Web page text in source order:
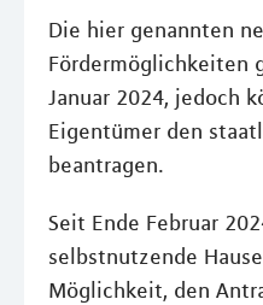
Die hier genannten
Fördermöglichkeiten
Januar 2024, jedoch
Eigentümer den
beantragen.
Seit Ende Februar
selbstnutzende
Möglichkeit, den